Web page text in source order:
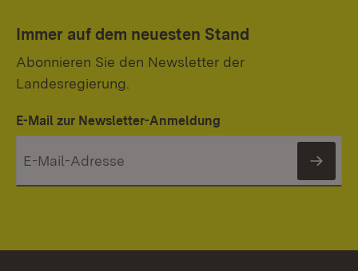
Immer auf dem neuesten Stand
Abonnieren Sie den Newsletter der
Landesregierung.
E-Mail zur Newsletter-Anmeldung